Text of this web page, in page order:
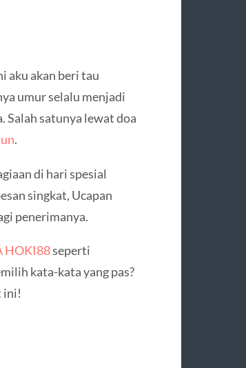
aku akan beri tau
umur selalu menjadi
Salah satunya lewat doa
.
di hari spesial
singkat, Ucapan
penerimanya.
HOKI88seperti
kata-kata yang pas?
ini!